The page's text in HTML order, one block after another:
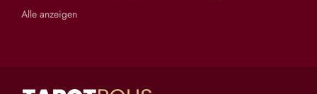
Alle anzeigen